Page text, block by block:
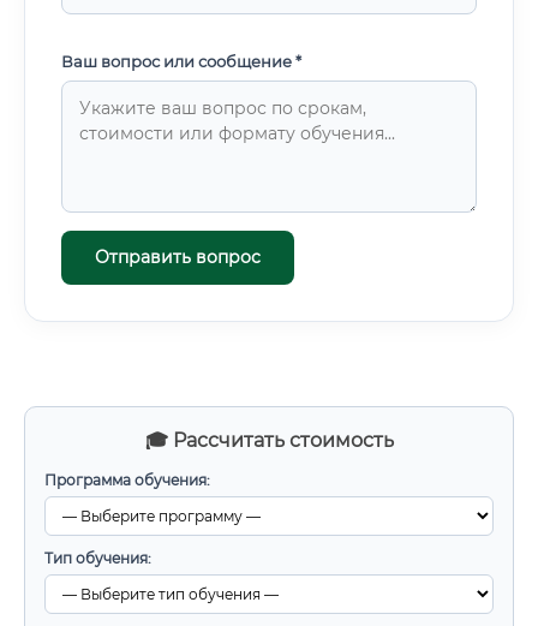
🎓 Рассчитать стоимость
Программа обучения:
Тип обучения:
Ваш вопрос или сообщение *
Отправить вопрос